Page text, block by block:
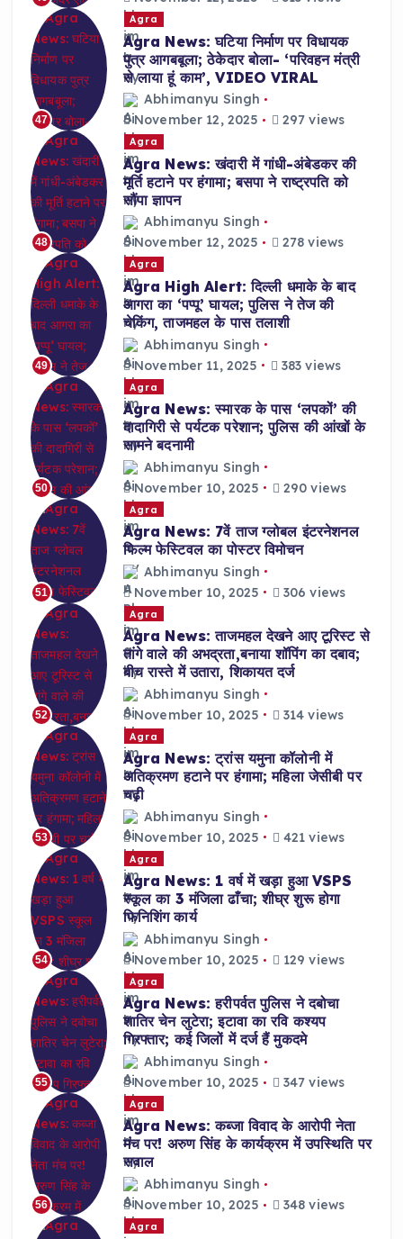
47
Agra
Agra News: घटिया निर्माण पर विधायक
पुत्र आगबबूला; ठेकेदार बोला- ‘परिवहन मंत्री
से लाया हूं काम’, VIDEO VIRAL
Abhimanyu Singh
November 12, 2025
297 views
48
Agra
Agra News: खंदारी में गांधी-अंबेडकर की
मूर्ति हटाने पर हंगामा; बसपा ने राष्ट्रपति को
सौंपा ज्ञापन
Abhimanyu Singh
November 12, 2025
278 views
49
Agra
Agra High Alert: दिल्ली धमाके के बाद
आगरा का ‘पप्पू’ घायल; पुलिस ने तेज की
चेकिंग, ताजमहल के पास तलाशी
Abhimanyu Singh
November 11, 2025
383 views
50
Agra
Agra News: स्मारक के पास ‘लपकों’ की
दादागिरी से पर्यटक परेशान; पुलिस की आंखों के
सामने बदनामी
Abhimanyu Singh
November 10, 2025
290 views
51
Agra
Agra News: 7वें ताज ग्लोबल इंटरनेशनल
फिल्म फेस्टिवल का पोस्टर विमोचन
Abhimanyu Singh
November 10, 2025
306 views
52
Agra
Agra News: ताजमहल देखने आए टूरिस्ट से
तांगे वाले की अभद्रता,बनाया शॉपिंग का दबाव;
बीच रास्ते में उतारा, शिकायत दर्ज
Abhimanyu Singh
November 10, 2025
314 views
53
Agra
Agra News: ट्रांस यमुना कॉलोनी में
अतिक्रमण हटाने पर हंगामा; महिला जेसीबी पर
चढ़ी
Abhimanyu Singh
November 10, 2025
421 views
54
Agra
Agra News: 1 वर्ष में खड़ा हुआ VSPS
स्कूल का 3 मंजिला ढाँचा; शीघ्र शुरू होगा
फिनिशिंग कार्य
Abhimanyu Singh
November 10, 2025
129 views
55
Agra
Agra News: हरीपर्वत पुलिस ने दबोचा
शातिर चेन लुटेरा; इटावा का रवि कश्यप
गिरफ्तार; कई जिलों में दर्ज हैं मुकदमे
Abhimanyu Singh
November 10, 2025
347 views
56
Agra
Agra News: कब्जा विवाद के आरोपी नेता
मंच पर! अरुण सिंह के कार्यक्रम में उपस्थिति पर
सवाल
Abhimanyu Singh
November 10, 2025
348 views
Agra